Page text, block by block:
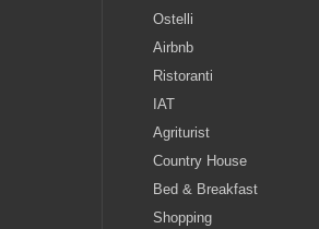
Ostelli
Airbnb
Ristoranti
IAT
Agriturist
Country House
Bed & Breakfast
Shopping